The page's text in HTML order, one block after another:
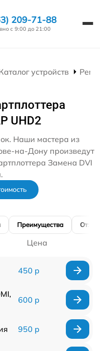
209-71-88
с 9:00 до 21:00
устройств
UHD2
Наши мастера из
на-Дону произведут
Замена DVI
Преимущества
Цена
450 р
600 р
950 р